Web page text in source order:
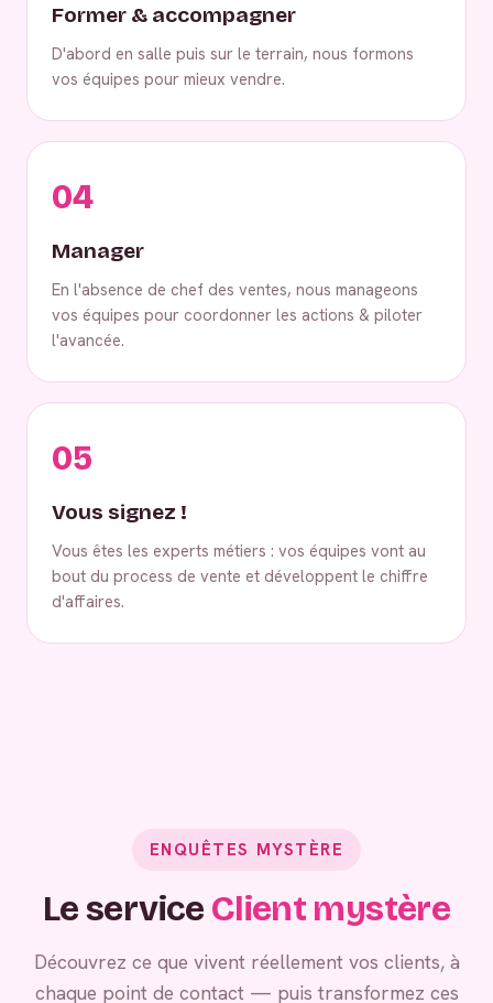
Former & accompagner
D'abord en salle puis sur le terrain, nous formons
vos équipes pour mieux vendre.
04
Manager
En l'absence de chef des ventes, nous manageons
vos équipes pour coordonner les actions & piloter
l'avancée.
05
Vous signez !
Vous êtes les experts métiers : vos équipes vont au
bout du process de vente et développent le chiffre
d'affaires.
ENQUÊTES MYSTÈRE
Le service Client mystère
Découvrez ce que vivent réellement vos clients, à
chaque point de contact — puis transformez ces